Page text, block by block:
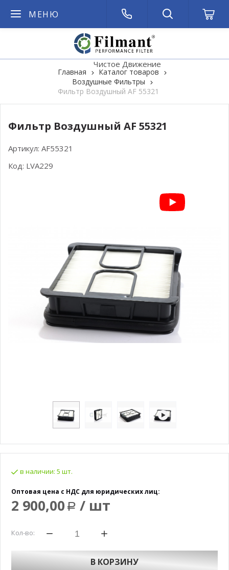
МЕНЮ
Чистое Движение
Главная
Каталог товаров
Воздушные Фильтры
Фильтр Воздушный AF 55321
Фильтр Воздушный AF 55321
Артикул: AF55321
Код: LVA229
в наличии: 5 шт.
Оптовая цена с НДС для юридических лиц:
2 900,00 Р / шт
Кол-во:
В КОРЗИНУ